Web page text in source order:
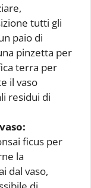
tutti gli
paio di
pinzetta per
terra per
il vaso
residui di
ficus per
la
dal vaso,